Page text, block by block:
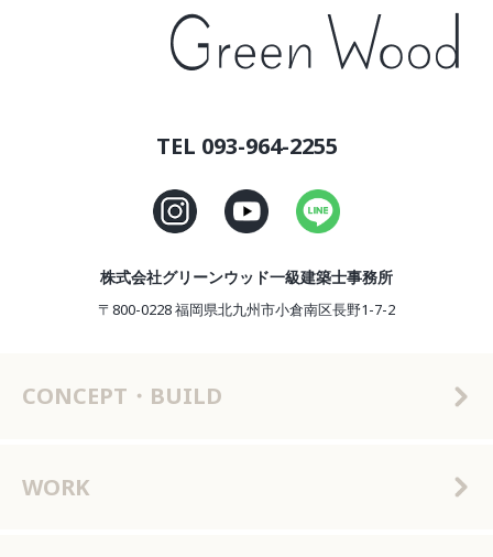
TEL 093-964-2255
株式会社グリーンウッド一級建築士事務所
〒800-0228 福岡県北九州市小倉南区長野1-7-2
CONCEPT・BUILD
WORK